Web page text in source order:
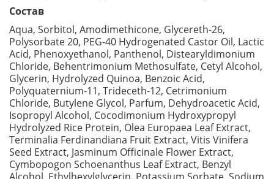
Состав
Aqua, Sorbitol, Amodimethicone, Glycereth-26,
Polysorbate 20, PEG-40 Hydrogenated Castor Oil, Lactic
Acid, Phenoxyethanol, Panthenol, Distearyldimonium
Chloride, Behentrimonium Methosulfate, Cetyl Alcohol,
Glycerin, Hydrolyzed Quinoa, Benzoic Acid,
Polyquaternium-11, Trideceth-12, Cetrimonium
Chloride, Butylene Glycol, Parfum, Dehydroacetic Acid,
Isopropyl Alcohol, Cocodimonium Hydroxypropyl
Hydrolyzed Rice Protein, Olea Europaea Leaf Extract,
Terminalia Ferdinandiana Fruit Extract, Vitis Vinifera
Seed Extract, Jasminum Officinale Flower Extract,
Cymbopogon Schoenanthus Leaf Extract, Benzyl